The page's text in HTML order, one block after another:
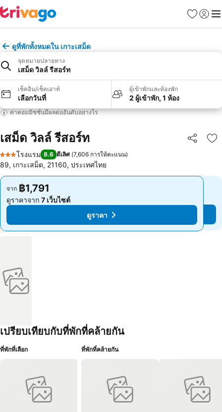
รายการโป
เข้าสู่ร
เมนู
ดูที่พักทั้งหมดใน เกาะเสม็ด
จุดหมายปลายทาง
เสม็ด วิลล์ รีสอร์ท
เช็คอิน/เช็คเอาท์
เลือกวันที่
ผู้เข้าพักและห้องพัก
2 ผู้เข้าพัก, 1 ห้อง
ค่าคอมมิชชั่นมีผลต่ออันดับอย่างไร
เสม็ด วิลล์ รีสอร์ท แชร์
เ
3 ดาว
โรงแรม 8.6 ดีเลิศ (7,606 การให้คะแนน)
89, เกาะเสม็ด, 21160, ประเทศไทย
จาก ฿1,791
ดูราคาจาก 7 เว็บไซต์
ดูราคา
จาก ฿1,791
ดูราคาจาก 7 เว็บไซต์
ดูราคา
เปรียบเทียบกับที่พักที่คล้ายกัน
ที่พักที่เลือก ที่พักที่คล้ายกัน